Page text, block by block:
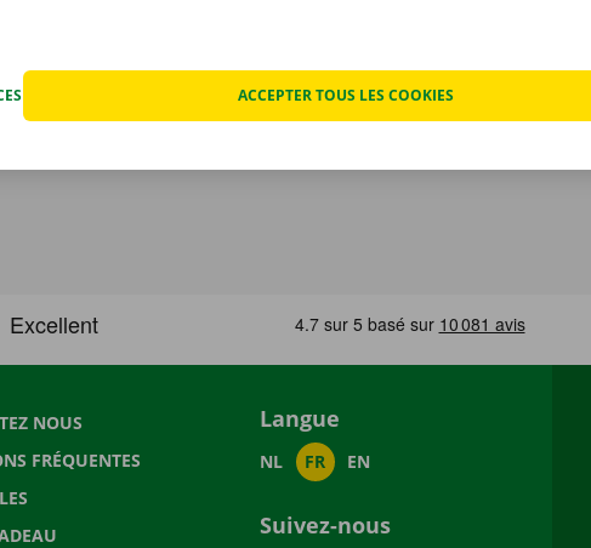
NOUS
FRÉQUENTES
Langue
NL FR EN
Suivez-nous
ACCEPTER TOUS LES COOKIES